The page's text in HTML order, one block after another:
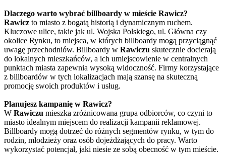
Dlaczego warto wybrać billboardy w mieście Rawicz?
Rawicz to miasto z bogatą historią i dynamicznym ruchem.
Kluczowe ulice, takie jak ul. Wojska Polskiego, ul. Główna czy
okolice Rynku, to miejsca, w których billboardy mogą przyciągnąć
uwagę przechodniów. Billboardy w Rawiczu skutecznie docierają
do lokalnych mieszkańców, a ich umiejscowienie w centralnych
punktach miasta zapewnia wysoką widoczność. Firmy korzystające
z billboardów w tych lokalizacjach mają szansę na skuteczną
promocję swoich produktów i usług.
Planujesz kampanię w Rawicz?
W Rawiczu mieszka zróżnicowana grupa odbiorców, co czyni to
miasto idealnym miejscem do realizacji kampanii reklamowej.
Billboardy mogą dotrzeć do różnych segmentów rynku, w tym do
rodzin, młodzieży oraz osób dojeżdżających do pracy. Warto
wykorzystać potencjał, jaki niesie ze sobą obecność w tym mieście.